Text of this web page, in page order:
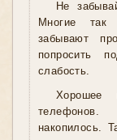
Не
Многие так
забывают
попросить
слабость.
Хорошее
накопилось.